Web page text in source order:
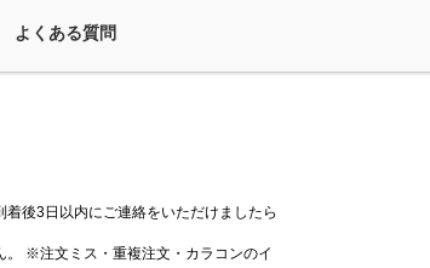
よくある質問
後3日以内にご連絡をいただけましたら
。 ※注文ミス・重複注文・カラコンのイ